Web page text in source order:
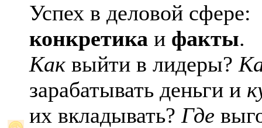
Успех в деловой сфере:
конкретика и факты.
Как выйти в лидеры?
зарабатывать деньги и
их вкладывать? Где